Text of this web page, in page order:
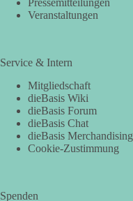
Pressemitteilungen
Veranstaltungen
Service & Intern
Mitgliedschaft
dieBasis Wiki
dieBasis Forum
dieBasis Chat
dieBasis Merchandising
Cookie-Zustimmung
Spenden